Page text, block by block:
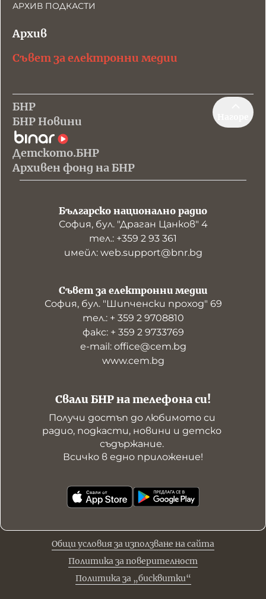
АРХИВ ПОДКАСТИ
Архив
Съвет за електронни медии
БНР
БНР Новини
Детското.БНР
Архивен фонд на БНР
Българско национално радио
София, бул. "Драган Цанков" 4
тел.: +359 2 93 361
имейл: web.support@bnr.bg
Свали БНР на телефона си!
Получи достъп до любимото си
радио, подкасти, новини и детско
съдържание.
Всичко в едно приложение!
Съвет за електронни медии
София, бул. "Шипченски проход" 69
тел.: + 359 2 9708810
факс: + 359 2 9733769
е-mail: office@cem.bg
www.cem.bg
Общи условия за използване на сайта
Политика за поверителност
Политика за „бисквитки“